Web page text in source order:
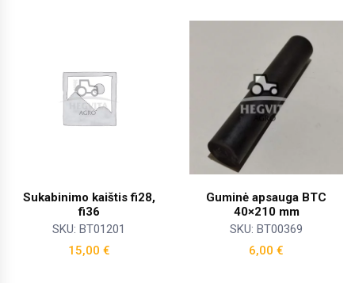
Sukabinimo kaištis fi28,
fi36
SKU: BT01201
15,00 €
Guminė apsauga BTC
40×210 mm
SKU: BT00369
6,00 €